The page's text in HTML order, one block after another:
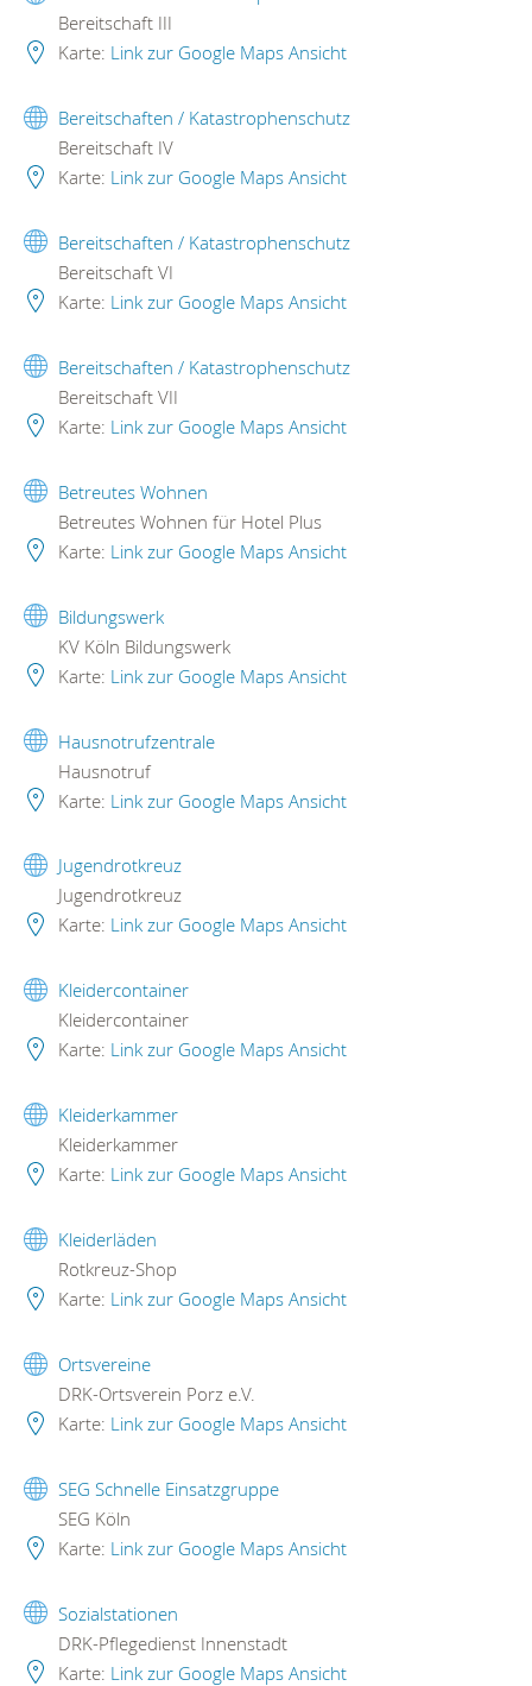
Bereitschaft III
Karte: Link zur Google Maps Ansicht
Bereitschaften / Katastrophenschutz
Bereitschaft IV
Karte: Link zur Google Maps Ansicht
Bereitschaften / Katastrophenschutz
Bereitschaft VI
Karte: Link zur Google Maps Ansicht
Bereitschaften / Katastrophenschutz
Bereitschaft VII
Karte: Link zur Google Maps Ansicht
Betreutes Wohnen
Betreutes Wohnen für Hotel Plus
Karte: Link zur Google Maps Ansicht
Bildungswerk
KV Köln Bildungswerk
Karte: Link zur Google Maps Ansicht
Hausnotrufzentrale
Hausnotruf
Karte: Link zur Google Maps Ansicht
Jugendrotkreuz
Jugendrotkreuz
Karte: Link zur Google Maps Ansicht
Kleidercontainer
Kleidercontainer
Karte: Link zur Google Maps Ansicht
Kleiderkammer
Kleiderkammer
Karte: Link zur Google Maps Ansicht
Kleiderläden
Rotkreuz-Shop
Karte: Link zur Google Maps Ansicht
Ortsvereine
DRK-Ortsverein Porz e.V.
Karte: Link zur Google Maps Ansicht
SEG Schnelle Einsatzgruppe
SEG Köln
Karte: Link zur Google Maps Ansicht
Sozialstationen
DRK-Pflegedienst Innenstadt
Karte: Link zur Google Maps Ansicht